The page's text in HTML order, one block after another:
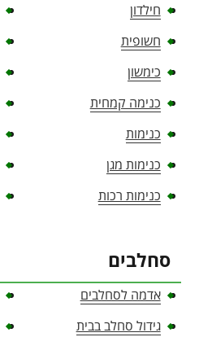
חילדון
חשופית
כימשון
כנימה קמחית
כנימות
כנימות מגן
כנימות רכות
סחלבים
אדמה לסחלבים
גידול סחלב בבית